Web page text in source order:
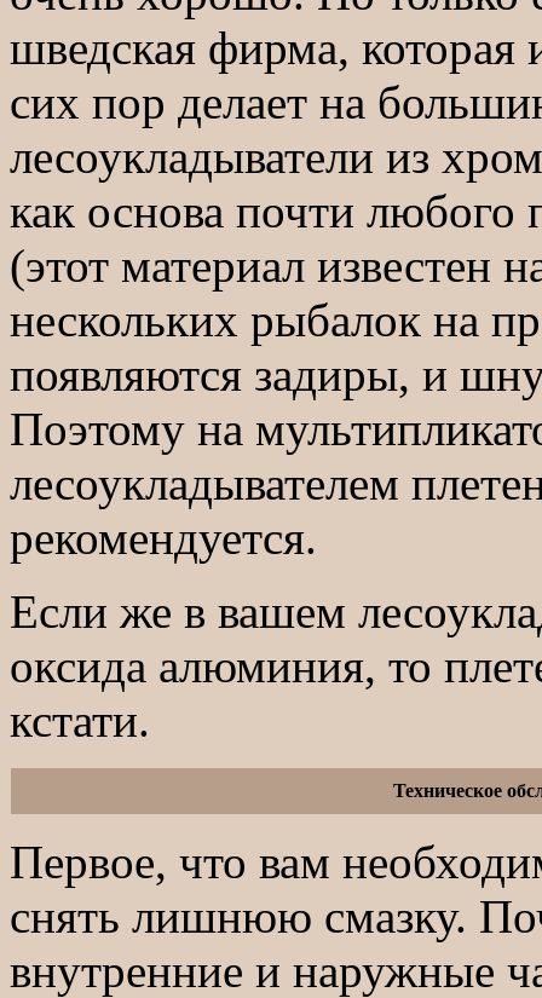
шведская фирма, которая
сих пор делает на
лесоукладыватели из
как основа почти любого
(этот материал известен
нескольких рыбалок на
появляются задиры, и
Поэтому на
лесоукладывателем
рекомендуется.
Если же в вашем
оксида алюминия, то
кстати.
Техническое
Первое, что вам
снять лишнюю смазку.
внутренние и наружные